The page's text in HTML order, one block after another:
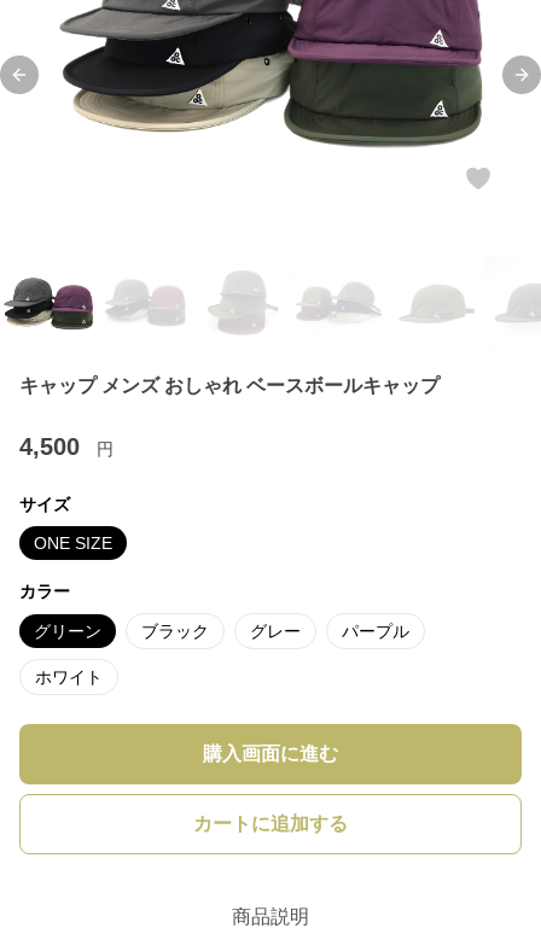
Previous slide
キャップ メンズ おしゃれ ベースボールキャップ
4,500 円
サイズ
ONE SIZE
カラー
グリーン ブラック グレー パープル
ホワイト
購入画面に進む
カートに追加する
商品説明